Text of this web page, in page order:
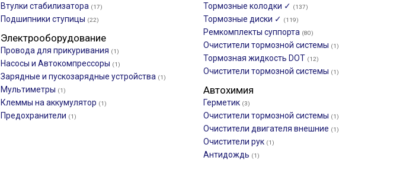
Втулки стабилизатора (17)
Подшипники ступицы (22)
Тормозные колодки ✓ (137)
Тормозные диски ✓ (119)
Ремкомплекты суппорта (80)
Очистители тормозной системы (1)
Тормозная жидкость DOT (12)
Очистители тормозной системы (1)
Электрооборудование
Провода для прикуривания (1)
Насосы и Автокомпрессоры (1)
Зарядные и пускозарядные устройства (1)
Мультиметры (1)
Клеммы на аккумулятор (1)
Предохранители (1)
Автохимия
Герметик (3)
Очистители тормозной системы (1)
Очистители двигателя внешние (1)
Очистители рук (1)
Антидождь (1)